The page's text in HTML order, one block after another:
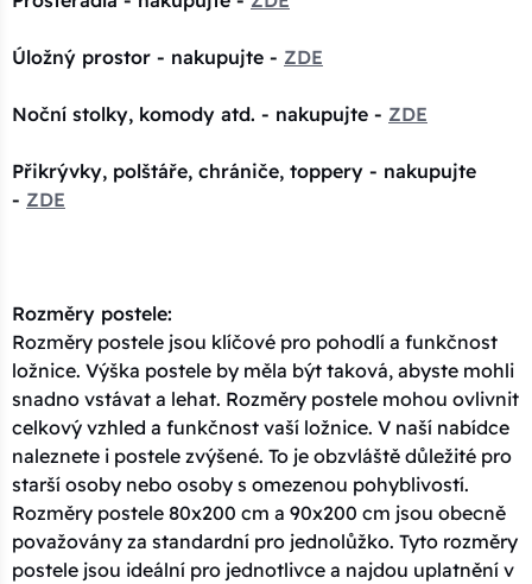
Úložný prostor - nakupujte - ZDE
Noční stolky, komody atd. - nakupujte - ZDE
Přikrývky, polštáře, chrániče, toppery - nakupujte
- ZDE
Rozměry postele:
Rozměry postele jsou klíčové pro pohodlí a funkčnost
ložnice. Výška postele by měla být taková, abyste mohli
snadno vstávat a lehat. Rozměry postele mohou ovlivnit
celkový vzhled a funkčnost vaší ložnice. V naší nabídce
naleznete i postele zvýšené. To je obzvláště důležité pro
starší osoby nebo osoby s omezenou pohyblivostí.
Rozměry postele 80x200 cm a 90x200 cm jsou obecně
považovány za standardní pro jednolůžko. Tyto rozměry
postele jsou ideální pro jednotlivce a najdou uplatnění v